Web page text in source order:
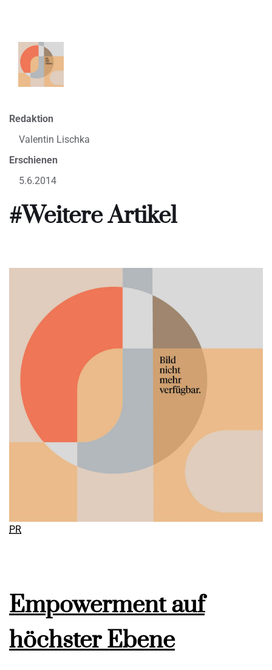
Redaktion
Valentin Lischka
Erschienen
5.6.2014
#Weitere Artikel
PR
Empowerment auf
höchster Ebene